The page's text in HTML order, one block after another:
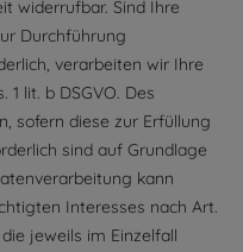
widerrufbar. Sind Ihre
Durchführung
verarbeiten wir Ihre
lit. b DSGVO. Des
sofern diese zur Erfüllung
sind auf Grundlage
kann
Interesses nach Art.
jeweils im Einzelfall